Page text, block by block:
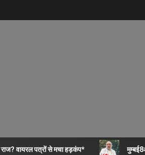
वायरल पत्रों से मचा हड़कंप*